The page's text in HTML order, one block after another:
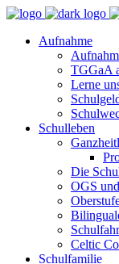
Aufnahme
TGGaA
Lerne
Schulleben
Die
OGS
Celtic
Schulfamilie